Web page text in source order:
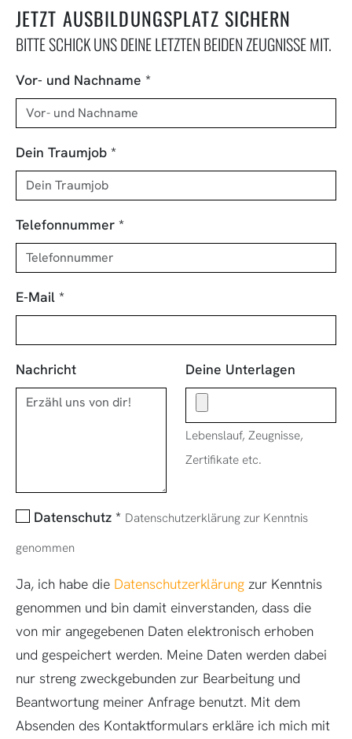
JETZT AUSBILDUNGSPLATZ SICHERN
BITTE SCHICK UNS DEINE LETZTEN BEIDEN ZEUGNISSE MIT.
Vor- und Nachname *
Dein Traumjob *
Telefonnummer *
E-Mail *
Nachricht Deine Unterlagen
Lebenslauf, Zeugnisse,
Zertifikate etc.
Datenschutz * Datenschutzerklärung zur Kenntnis
genommen
Ja, ich habe die Datenschutzerklärung zur Kenntnis
genommen und bin damit einverstanden, dass die
von mir angegebenen Daten elektronisch erhoben
und gespeichert werden. Meine Daten werden dabei
nur streng zweckgebunden zur Bearbeitung und
Beantwortung meiner Anfrage benutzt. Mit dem
Absenden des Kontaktformulars erkläre ich mich mit